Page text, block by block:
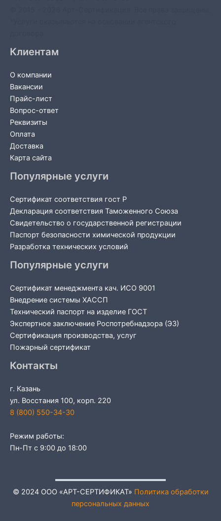
Клиентам
О компании
Вакансии
Прайс-лист
Вопрос-ответ
Реквизиты
Оплата
Доставка
Карта сайта
Популярные услуги
Сертификат соответствия гост Р
Декларация соответствия Таможенного Союза
Свидетельство о государственной регистрации
Паспорт безопасности химической продукции
Разработка технических условий
Популярные услуги
Сертификат менеджмента кач. ИСО 9001
Внедрение системы ХАССП
Технический паспорт на изделие ГОСТ
Экспертное заключение Роспотребнадзора (ЭЗ)
Сертификация производства, услуг
Пожарный сертификат
Контакты
г. Казань
ул. Восстания 100, корп. 220
8 (800) 550-34-30
Режим работы:
Пн-Пт с 9:00 до 18:00
© 2024 ООО «АРТ-СЕРТИФИКАТ» Политика обработки
персональных данных